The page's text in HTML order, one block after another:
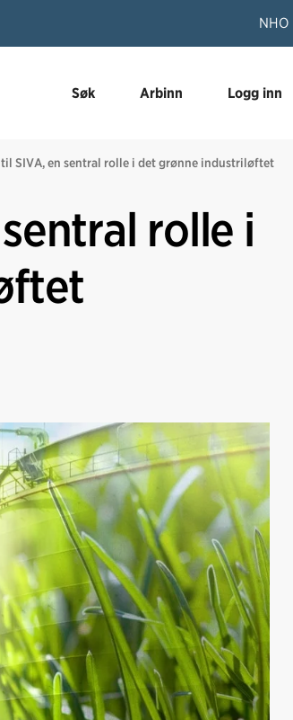
NHO
Søk Arbinn Logg inn
SIVA, en sentral rolle i det grønne industriløftet
rolle i